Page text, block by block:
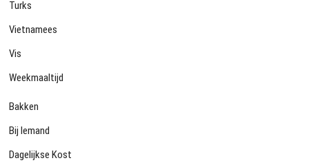
Turks
Vietnamees
Vis
Weekmaaltijd
Bakken
Bij Iemand
Dagelijkse Kost